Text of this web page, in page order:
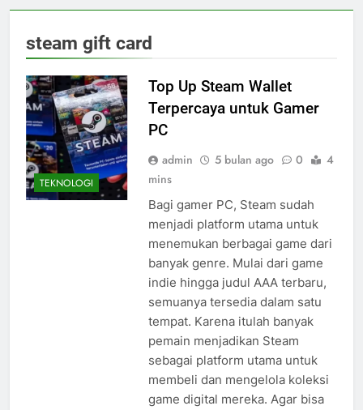
steam gift card
TEKNOLOGI
Top Up Steam Wallet
Terpercaya untuk Gamer
PC
admin 5 bulan ago 0
4
mins
Bagi gamer PC, Steam sudah
menjadi platform utama untuk
menemukan berbagai game dari
banyak genre. Mulai dari game
indie hingga judul AAA terbaru,
semuanya tersedia dalam satu
tempat. Karena itulah banyak
pemain menjadikan Steam
sebagai platform utama untuk
membeli dan mengelola koleksi
game digital mereka. Agar bisa